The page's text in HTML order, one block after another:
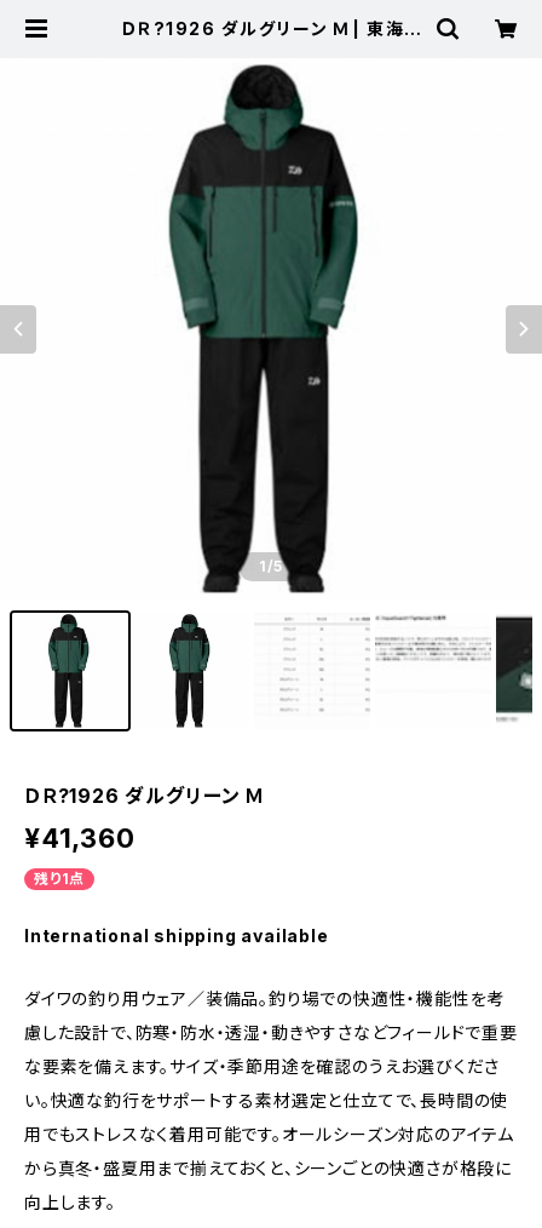
ＤＲ?1926 ダルグリーン Ｍ | 東海つ
1/5
ＤＲ?1926 ダルグリーン Ｍ
¥41,360
残り1点
International shipping available
ダイワの釣り用ウェア／装備品。釣り場での快適性・機能性を考
慮した設計で、防寒・防水・透湿・動きやすさなどフィールドで重要
な要素を備えます。サイズ・季節用途を確認のうえお選びくださ
い。快適な釣行をサポートする素材選定と仕立てで、長時間の使
用でもストレスなく着用可能です。オールシーズン対応のアイテム
から真冬・盛夏用まで揃えておくと、シーンごとの快適さが格段に
向上します。